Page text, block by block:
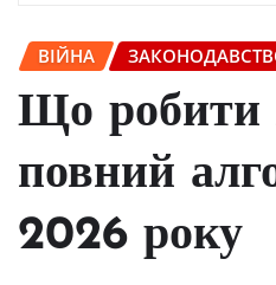
ВІЙНА
Що робити
повний
2026 року